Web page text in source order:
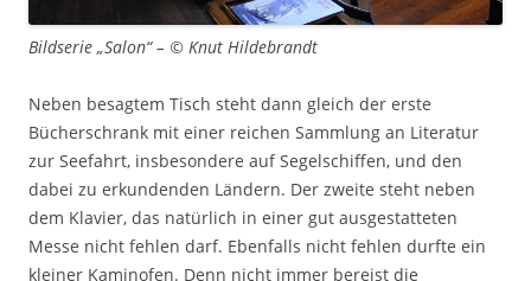
Bildserie „Salon“ – © Knut Hildebrandt
Neben besagtem Tisch steht dann gleich der erste
Bücherschrank mit einer reichen Sammlung an Literatur
zur Seefahrt, insbesondere auf Segelschiffen, und den
dabei zu erkundenden Ländern. Der zweite steht neben
dem Klavier, das natürlich in einer gut ausgestatteten
Messe nicht fehlen darf. Ebenfalls nicht fehlen durfte ein
kleiner Kaminofen. Denn nicht immer bereist die